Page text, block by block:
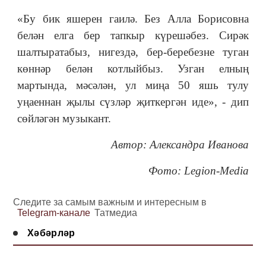
«Бу бик яшерен гаилә. Без Алла Борисовна
белән елга бер тапкыр күрешәбез. Сирәк
шалтыратабыз, нигездә, бер-беребезне туган
көннәр белән котлыйбыз. Узган елның
мартында, мәсәлән, ул миңа 50 яшь тулу
уңаеннан җылы сүзләр җиткергән иде», - дип
сөйләгән музыкант.
Автор: Александра Иванова
Фото: Legion-Media
Следите за самым важным и интересным в
Telegram-канале Татмедиа
Хәбәрләр